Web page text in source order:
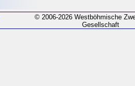
© 2006-2026 Westböhmische
Gesellschaft